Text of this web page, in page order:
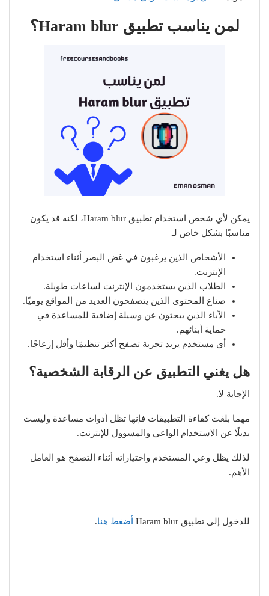
لمن يناسب تطبيق Haram blur؟
يمكن لأي شخص استخدام تطبيق Haram blur، لكنه قد يكون
مناسبًا بشكل خاص لـ
الأشخاص الذين يرغبون في غض البصر أثناء استخدام
الإنترنت.
الطلاب الذين يستخدمون الإنترنت لساعات طويلة.
صناع المحتوى الذين يتصفحون العديد من المواقع يوميًا.
الآباء الذين يبحثون عن وسيلة إضافية للمساعدة في
حماية أبنائهم.
أي مستخدم يريد تجربة تصفح أكثر تنظيمًا وأقل إزعاجًا.
هل يغني التطبيق عن الرقابة الشخصية؟
الإجابة لا.
مهما بلغت كفاءة التطبيقات فإنها تظل أدوات مساعدة وليست
بديلًا عن الاستخدام الواعي والمسؤول للإنترنت.
لذلك يظل وعي المستخدم واختياراته أثناء التصفح هو العامل
الأهم.
للدخول إلى تطبيق Haram blur أضغط هنا.